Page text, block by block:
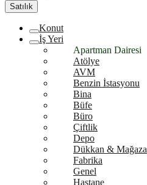
Satılık
Konut
İş Yeri
Apartman Dairesi
Atölye
AVM
Benzin İstasyonu
Bina
Büfe
Büro
Çiftlik
Depo
Dükkan & Mağaza
Fabrika
Genel
Hastane